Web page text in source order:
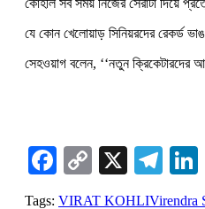
যে কোন খেলোয়াড় সিনিয়রদের রেকর্ড
সেহওয়াগ বলেন, ‘‘নতুন ক্রিকেটারদের
Facebook
Copy
Link
X
Tags: VIRAT KOHLIVirendra